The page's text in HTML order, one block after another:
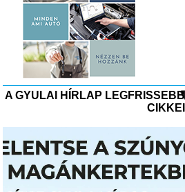
A GYULAI HÍRLAP LEGFRISSEBB
CIKKEI